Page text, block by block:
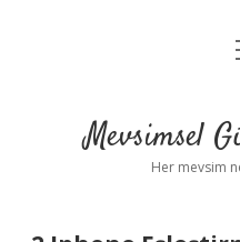
Mevsimsel
Her mevsim